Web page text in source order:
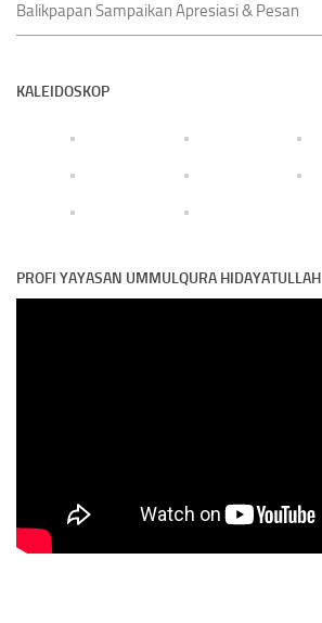
Balikpapan Sampaikan Apresiasi & Pesan
KALEIDOSKOP
PROFI YAYASAN UMMULQURA HIDAYATULLAH